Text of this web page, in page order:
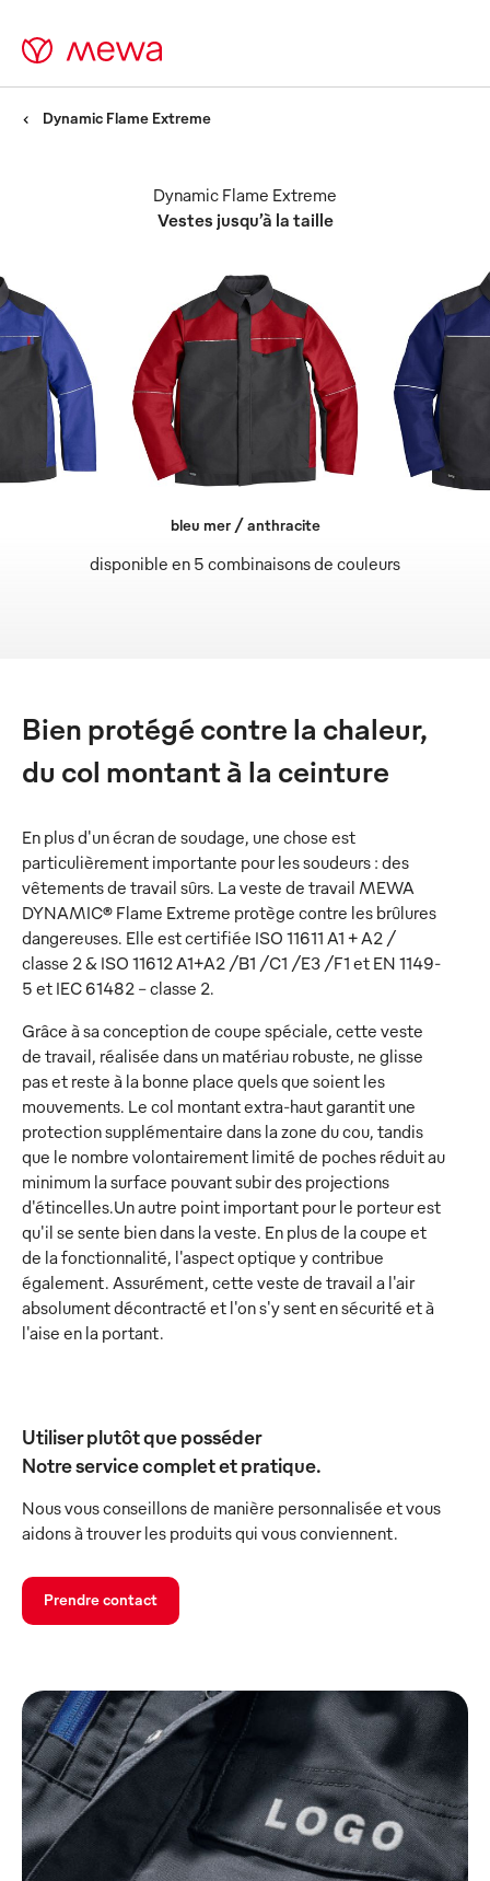
Dynamic Flame Extreme
Vestes jusqu’à la taille
Dynamic Flame Extreme
disponible en 5 combinaisons de couleurs
bleu mer / anthracite
Bien protégé contre la chaleur,
du col montant à la ceinture
En plus d'un écran de soudage, une chose est
particulièrement importante pour les soudeurs : des
vêtements de travail sûrs. La veste de travail MEWA
DYNAMIC® Flame Extreme protège contre les brûlures
dangereuses. Elle est certifiée ISO 11611 A1 + A2 /
classe 2 & ISO 11612 A1+A2 /B1 /C1 /E3 /F1 et EN 1149-
5 et IEC 61482 - classe 2.
Grâce à sa conception de coupe spéciale, cette veste
de travail, réalisée dans un matériau robuste, ne glisse
pas et reste à la bonne place quels que soient les
mouvements. Le col montant extra-haut garantit une
protection supplémentaire dans la zone du cou, tandis
que le nombre volontairement limité de poches réduit au
minimum la surface pouvant subir des projections
d'étincelles.Un autre point important pour le porteur est
qu'il se sente bien dans la veste. En plus de la coupe et
de la fonctionnalité, l'aspect optique y contribue
également. Assurément, cette veste de travail a l'air
absolument décontracté et l'on s'y sent en sécurité et à
l'aise en la portant.
Utiliser plutôt que posséder
Notre service complet et pratique.
Nous vous conseillons de manière personnalisée et vous
aidons à trouver les produits qui vous conviennent.
Prendre contact